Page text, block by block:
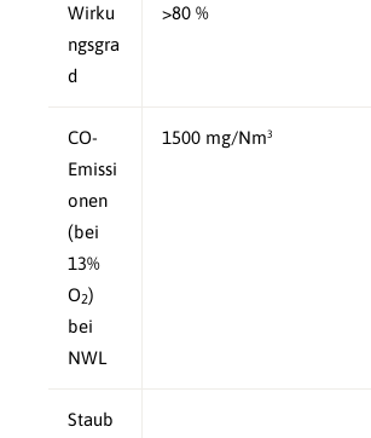
Wirku
ngsgra
d
>80 %
CO-
Emissi
onen
(bei
13%
O2)
bei
NWL
1500 mg/Nm³
Staub